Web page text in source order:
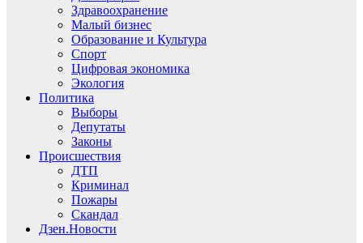
Здравоохранение
Малый бизнес
Образование и Культура
Спорт
Цифровая экономика
Экология
Политика
Выборы
Депутаты
Законы
Происшествия
ДТП
Криминал
Пожары
Скандал
Дзен.Новости